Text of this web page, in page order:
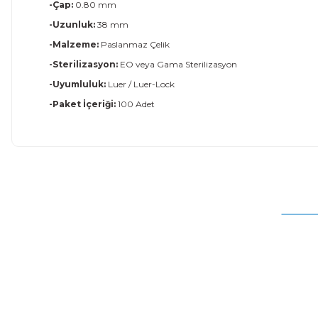
-Çap: 0.80 mm
-Uzunluk: 38 mm
-Malzeme: Paslanmaz Çelik
-Sterilizasyon: EO veya Gama Sterilizasyon
-Uyumluluk: Luer / Luer-Lock
-Paket İçeriği: 100 Adet